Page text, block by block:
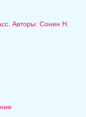
Авторы: Сонин Н.